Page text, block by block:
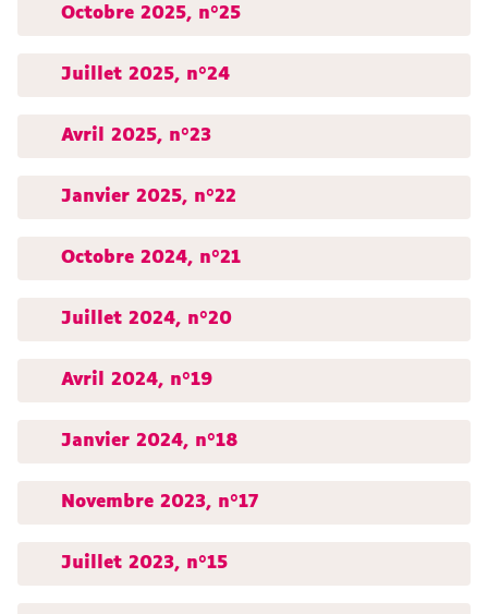
Octobre 2025, n°25
Juillet 2025, n°24
Avril 2025, n°23
Janvier 2025, n°22
Octobre 2024, n°21
Juillet 2024, n°20
Avril 2024, n°19
Janvier 2024, n°18
Novembre 2023, n°17
Juillet 2023, n°15